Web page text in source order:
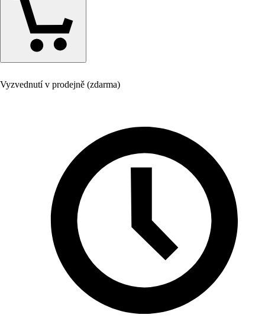
Vyzvednutí v prodejně (zdarma)